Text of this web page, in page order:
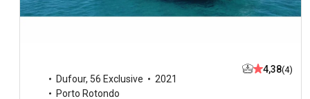
Dufour, 56 Exclusive
2021
Porto Rotondo
4,38(4)